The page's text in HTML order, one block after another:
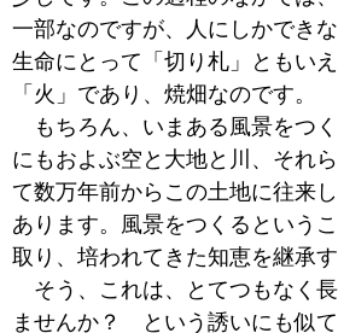
一部なのですが、人にしかでき
生命にとって「切り札」ともい
「火」であり、焼畑なのです。
もちろん、いまある風景をつ
にもおよぶ空と大地と川、それ
て数万年前からこの土地に往来
あります。風景をつくるという
取り、培われてきた知恵を継承
そう、これは、とてつもなく
ませんか？ という誘いにも似